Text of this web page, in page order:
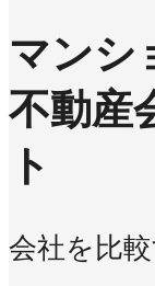
マンシ
不動産
ト
会社を比